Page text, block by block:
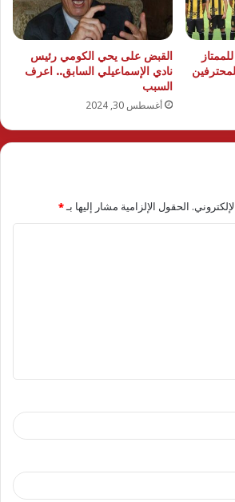
القبض على يحي الكومي رئيس
نادي الإسماعيلي السابق.. اعرف
السبب
أغسطس 30, 2024
الحقول الإلزامية مشار إليها بـ*